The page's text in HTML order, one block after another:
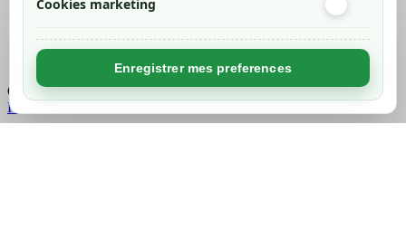
Cookies marketing
Enregistrer mes preferences
Created byNageoconcept
Chargement...
Retour en haut